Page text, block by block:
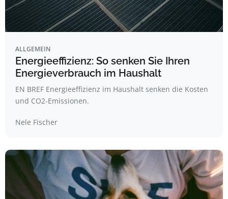
ALLGEMEIN
Energieeffizienz: So senken Sie Ihren
Energieverbrauch im Haushalt
EN BREF Energieeffizienz im Haushalt senken die Kosten
und CO2-Emissionen.
Nele Fischer